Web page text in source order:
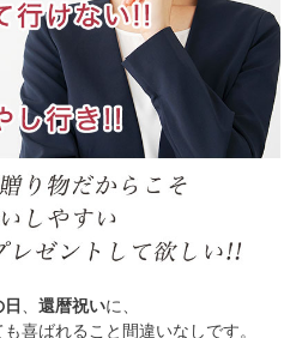
、 還暦祝いに、
喜ばれること間違いなしです。